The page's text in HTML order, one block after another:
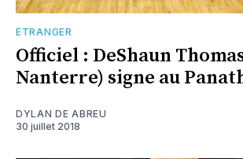
ETRANGER
Officiel : DeShaun
Nanterre) signe au
DYLAN DE ABREU
30 juillet 2018